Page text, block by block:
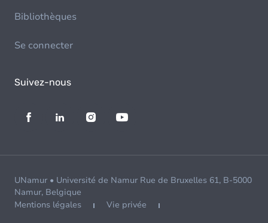
Bibliothèques
Se connecter
Suivez-nous
UNamur • Université de Namur Rue de Bruxelles 61, B-5000
Namur, Belgique
Mentions légales
Vie privée